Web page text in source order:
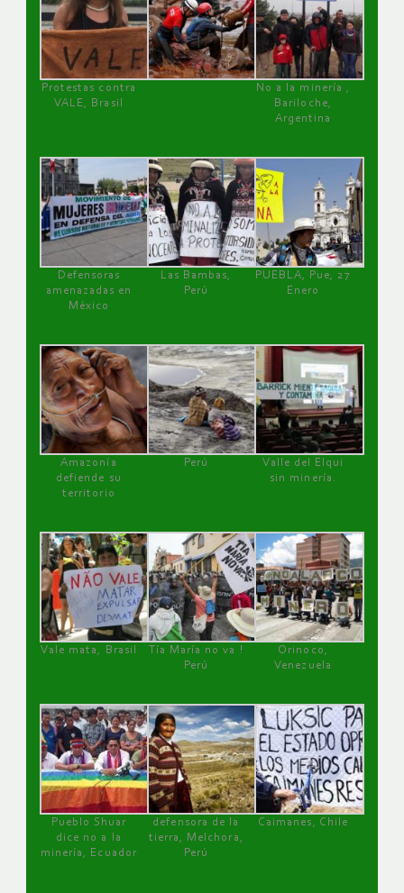
Protestas contra
VALE, Brasil
No a la minería ,
Bariloche,
Argentina
Defensoras
amenazadas en
México
Las Bambas,
Perú
PUEBLA, Pue, 27
Enero
Amazonía
defiende su
territorio
Perú
Valle del Elqui
sin minería.
Vale mata, Brasil
Tía María no va !
Perú
Orinoco,
Venezuela
Pueblo Shuar
dice no a la
minería, Ecuador
defensora de la
tierra, Melchora,
Perú
Caimanes, Chile